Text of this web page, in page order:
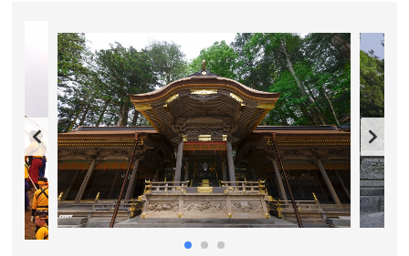
の作品を収蔵。趣ある建物は平成２３年に国登録有
形文化財になりました。
長野県諏訪市
入館料／大人310円、小中学生150円 ※企画展開催時は
別料金となります。
開館時間／9:00～17:00 ※入館は16:30まで
休館日／月曜と祝日の翌日、年末年始、展示替え期間、
資料整理休館日 ※詳細は公式サイトをご確認くださ